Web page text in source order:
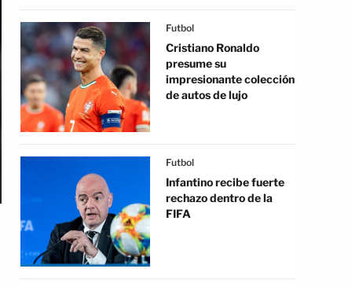
Futbol
Cristiano Ronaldo
presume su
impresionante colección
de autos de lujo
Futbol
Infantino recibe fuerte
rechazo dentro de la
FIFA